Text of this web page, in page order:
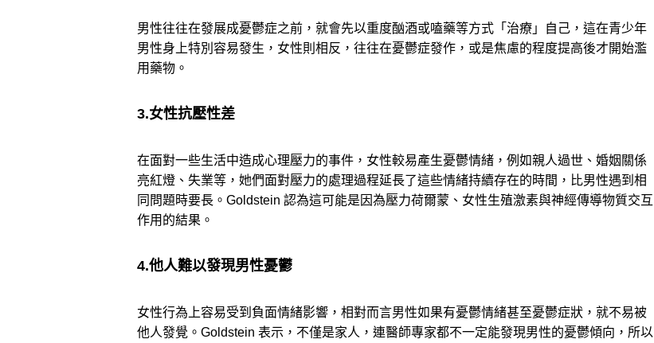
男性往往在發展成憂鬱症之前，就會先以重度酗酒或嗑藥等方式「治療」自己，這在青少年
男性身上特別容易發生，女性則相反，往往在憂鬱症發作，或是焦慮的程度提高後才開始濫
用藥物。
3.女性抗壓性差
在面對一些生活中造成心理壓力的事件，女性較易產生憂鬱情緒，例如親人過世、婚姻關係
亮紅燈、失業等，她們面對壓力的處理過程延長了這些情緒持續存在的時間，比男性遇到相
同問題時要長。Goldstein 認為這可能是因為壓力荷爾蒙、女性生殖激素與神經傳導物質交互
作用的結果。
4.他人難以發現男性憂鬱
女性行為上容易受到負面情緒影響，相對而言男性如果有憂鬱情緒甚至憂鬱症狀，就不易被
他人發覺。Goldstein 表示，不僅是家人，連醫師專家都不一定能發現男性的憂鬱傾向，所以